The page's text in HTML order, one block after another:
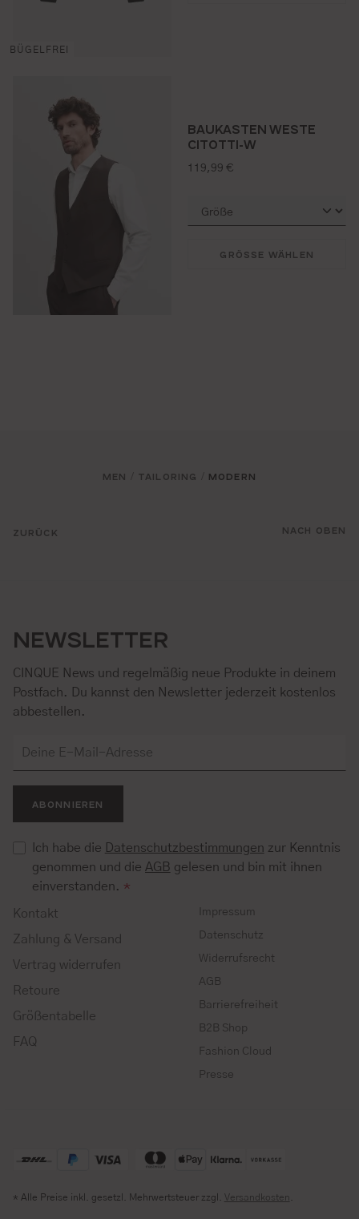
BÜGELFREI
BAUKASTEN WESTE
CITOTTI-W
regulärer preis:
119,99 €
GRÖSSE WÄHLEN
ZURÜCK
MEN TAILORING MODERN
NACH OBEN
NEWSLETTER
CINQUE News und regelmäßig neue Produkte in deinem
Postfach. Du kannst den Newsletter jederzeit kostenlos
abbestellen.
ABONNIEREN
Ich habe die Datenschutzbestimmungen zur Kenntnis
genommen und die AGB gelesen und bin mit ihnen
einverstanden. *
Kontakt
Zahlung & Versand
Vertrag widerrufen
Retoure
Größentabelle
FAQ
Impressum
Datenschutz
Widerrufsrecht
AGB
Barrierefreiheit
B2B Shop
Fashion Cloud
Presse
* Alle Preise inkl. gesetzl. Mehrwertsteuer zzgl. Versandkosten